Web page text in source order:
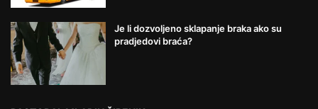
Je li dozvoljeno sklapanje braka ako su
pradjedovi braća?